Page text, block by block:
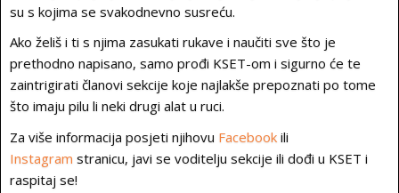
su s kojima se svakodnevno susreću.
Ako želiš i ti s njima zasukati rukave i naučiti sve što je
prethodno napisano, samo prođi KSET-om i sigurno će te
zaintrigirati članovi sekcije koje najlakše prepoznati po tome
što imaju pilu li neki drugi alat u ruci.
Za više informacija posjeti njihovu Facebook ili
Instagram stranicu, javi se voditelju sekcije ili dođi u KSET i
raspitaj se!